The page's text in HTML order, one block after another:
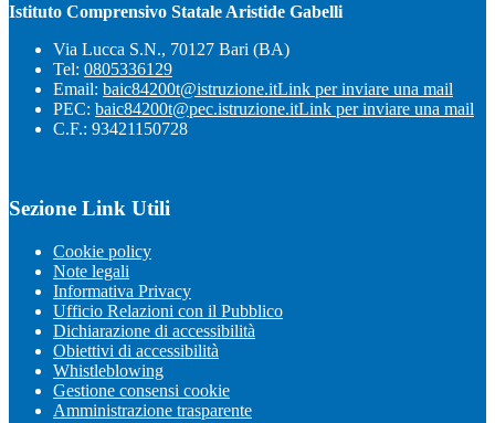
Istituto Comprensivo Statale Aristide Gabelli
Via Lucca S.N., 70127 Bari (BA)
Tel: 0805336129
Email: baic84200t@istruzione.itLink per inviare una mail
PEC: baic84200t@pec.istruzione.itLink per inviare una mail
C.F.: 93421150728
Sezione Link Utili
Cookie policy
Note legali
Informativa Privacy
Ufficio Relazioni con il Pubblico
Dichiarazione di accessibilità
Obiettivi di accessibilità
Whistleblowing
Gestione consensi cookie
Amministrazione trasparente